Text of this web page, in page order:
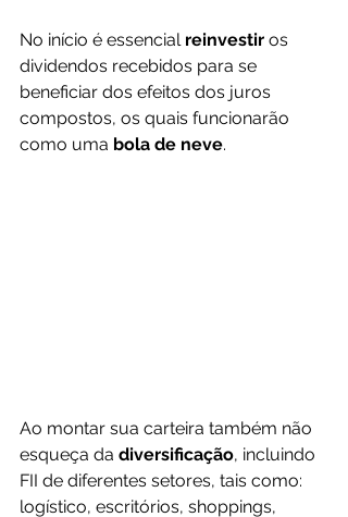
No início é essencial reinvestir os
dividendos recebidos para se
beneficiar dos efeitos dos juros
compostos, os quais funcionarão
como uma bola de neve.
Ao montar sua carteira também não
esqueça da diversificação, incluindo
FII de diferentes setores, tais como:
logístico, escritórios, shoppings,